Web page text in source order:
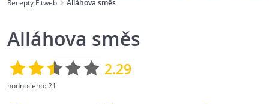
Recepty Fitweb Alláhova směs
Alláhova směs
2.29
hodnoceno:21